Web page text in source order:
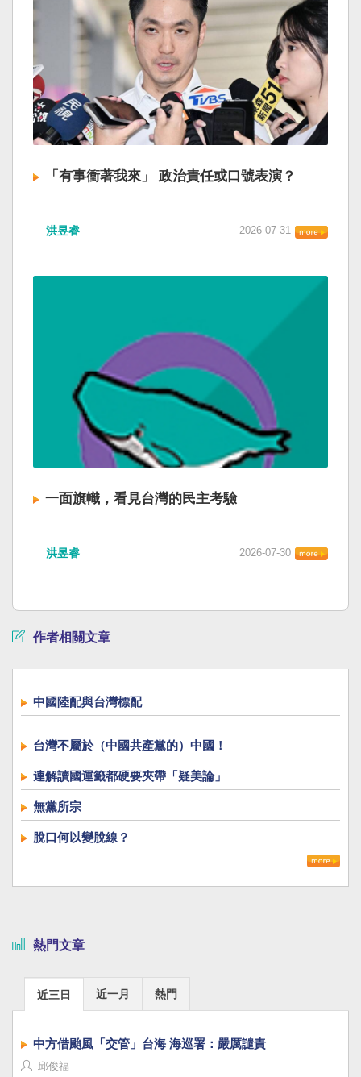
「有事衝著我來」 政治責任或口號表演？
洪昱睿 2026-07-31
一面旗幟，看見台灣的民主考驗
洪昱睿 2026-07-30
作者相關文章
中國陸配與台灣標配
台灣不屬於（中國共產黨的）中國！
連解讀國運籤都硬要夾帶「疑美論」
無黨所宗
脫口何以變脫線？
熱門文章
近三日 近一月 熱門
中方借颱風「交管」台海 海巡署：嚴厲譴責
邱俊福